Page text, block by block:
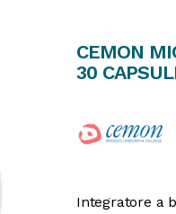
CEMON
30
Integratore a